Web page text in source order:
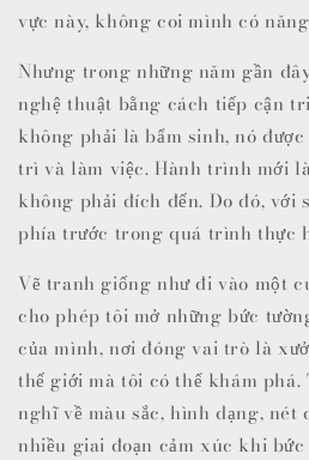
vực này, không coi mình có
Nhưng trong những năm gần
nghệ thuật bằng cách tiếp cận
không phải là bẩm sinh, nó
trì và làm việc. Hành trình mới
không phải đích đến. Do đó, với
phía trước trong quá trình thực
Vẽ tranh giống như đi vào một
cho phép tôi mở những bức
của mình, nơi đóng vai trò là
thế giới mà tôi có thể khám
nghĩ về màu sắc, hình dạng, nét
nhiều giai đoạn cảm xúc khi